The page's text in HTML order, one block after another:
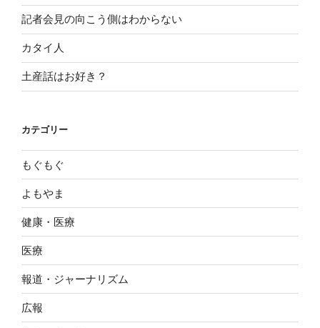
記者会見の向こう側はわからない
カタイ人
土産話はお好き？
カテゴリー
もぐもぐ
よもやま
健康・医療
医療
報道・ジャーナリズム
広報